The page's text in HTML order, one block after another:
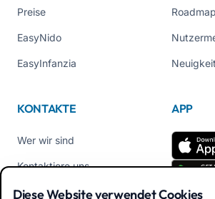
Preise
EasyNido
EasyInfanzia
Roadmap
KONTAKTE
Wer wir sind
Kontaktiere uns
Tel +39 02 84152514
APP
Diese Website verwendet Cookies